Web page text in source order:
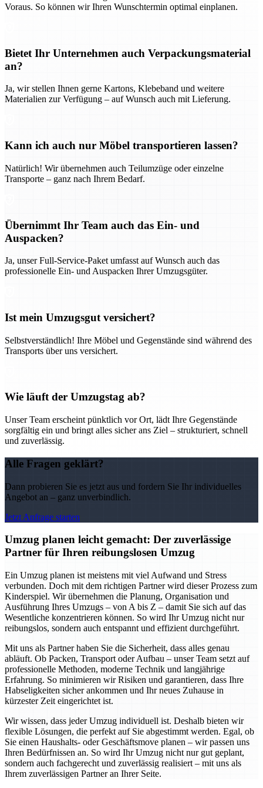
Voraus. So können wir Ihren Wunschtermin optimal einplanen.
Bietet Ihr Unternehmen auch Verpackungsmaterial
an?
Ja, wir stellen Ihnen gerne Kartons, Klebeband und weitere
Materialien zur Verfügung – auf Wunsch auch mit Lieferung.
Kann ich auch nur Möbel transportieren lassen?
Natürlich! Wir übernehmen auch Teilumzüge oder einzelne
Transporte – ganz nach Ihrem Bedarf.
Übernimmt Ihr Team auch das Ein- und
Auspacken?
Ja, unser Full-Service-Paket umfasst auf Wunsch auch das
professionelle Ein- und Auspacken Ihrer Umzugsgüter.
Ist mein Umzugsgut versichert?
Selbstverständlich! Ihre Möbel und Gegenstände sind während des
Transports über uns versichert.
Wie läuft der Umzugstag ab?
Unser Team erscheint pünktlich vor Ort, lädt Ihre Gegenstände
sorgfältig ein und bringt alles sicher ans Ziel – strukturiert, schnell
und zuverlässig.
Alle Fragen geklärt?
Dann probieren Sie es jetzt aus und fordern Sie Ihr individuelles
Angebot an – ganz unverbindlich.
Jetzt Anfrage starten
Umzug planen leicht gemacht: Der zuverlässige
Partner für Ihren reibungslosen Umzug
Ein Umzug planen ist meistens mit viel Aufwand und Stress
verbunden. Doch mit dem richtigen Partner wird dieser Prozess zum
Kinderspiel. Wir übernehmen die Planung, Organisation und
Ausführung Ihres Umzugs – von A bis Z – damit Sie sich auf das
Wesentliche konzentrieren können. So wird Ihr Umzug nicht nur
reibungslos, sondern auch entspannt und effizient durchgeführt.
Mit uns als Partner haben Sie die Sicherheit, dass alles genau
abläuft. Ob Packen, Transport oder Aufbau – unser Team setzt auf
professionelle Methoden, moderne Technik und langjährige
Erfahrung. So minimieren wir Risiken und garantieren, dass Ihre
Habseligkeiten sicher ankommen und Ihr neues Zuhause in
kürzester Zeit eingerichtet ist.
Wir wissen, dass jeder Umzug individuell ist. Deshalb bieten wir
flexible Lösungen, die perfekt auf Sie abgestimmt werden. Egal, ob
Sie einen Haushalts- oder Geschäftsmove planen – wir passen uns
Ihren Bedürfnissen an. So wird Ihr Umzug nicht nur gut geplant,
sondern auch fachgerecht und zuverlässig realisiert – mit uns als
Ihrem zuverlässigen Partner an Ihrer Seite.